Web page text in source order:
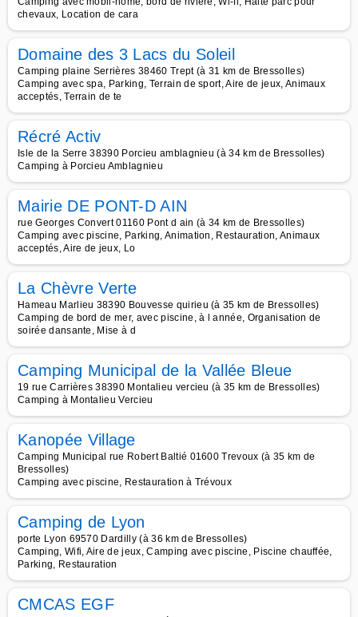
chevaux, Location de cara
Domaine des 3 Lacs du Soleil
Camping plaine Serrières 38460 Trept (à 31 km de Bressolles)
Camping avec spa, Parking, Terrain de sport, Aire de jeux, Animaux
acceptés, Terrain de te
Récré Activ
Isle de la Serre 38390 Porcieu amblagnieu (à 34 km de Bressolles)
Camping à Porcieu Amblagnieu
Mairie DE PONT-D AIN
rue Georges Convert 01160 Pont d ain (à 34 km de Bressolles)
Camping avec piscine, Parking, Animation, Restauration, Animaux
acceptés, Aire de jeux, Lo
La Chèvre Verte
Hameau Marlieu 38390 Bouvesse quirieu (à 35 km de Bressolles)
Camping de bord de mer, avec piscine, à l année, Organisation de
soirée dansante, Mise à d
Camping Municipal de la Vallée Bleue
19 rue Carrières 38390 Montalieu vercieu (à 35 km de Bressolles)
Camping à Montalieu Vercieu
Kanopée Village
Camping Municipal rue Robert Baltié 01600 Trevoux (à 35 km de
Bressolles)
Camping avec piscine, Restauration à Trévoux
Camping de Lyon
porte Lyon 69570 Dardilly (à 36 km de Bressolles)
Camping, Wifi, Aire de jeux, Camping avec piscine, Piscine chauffée,
Parking, Restauration
CMCAS EGF